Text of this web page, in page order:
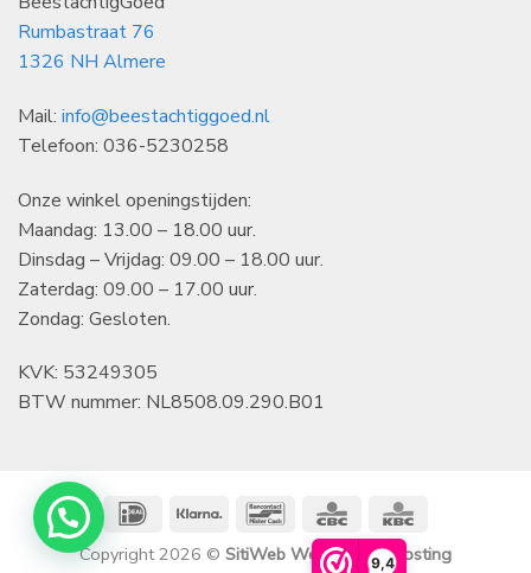
9,4
Rumbastraat 76
1326 NH Almere
Mail: info@beestachtiggoed.nl
Telefoon: 036-5230258
Onze winkel openingstijden:
Maandag: 13.00 – 18.00 uur.
Dinsdag – Vrijdag: 09.00 – 18.00 uur.
Zaterdag: 09.00 – 17.00 uur.
Zondag: Gesloten.
KVK: 53249305
BTW nummer: NL8508.09.290.B01
IDeal Klarna BancontactCBC
Copyright 2026 © SitiWeb Websites en Hosting